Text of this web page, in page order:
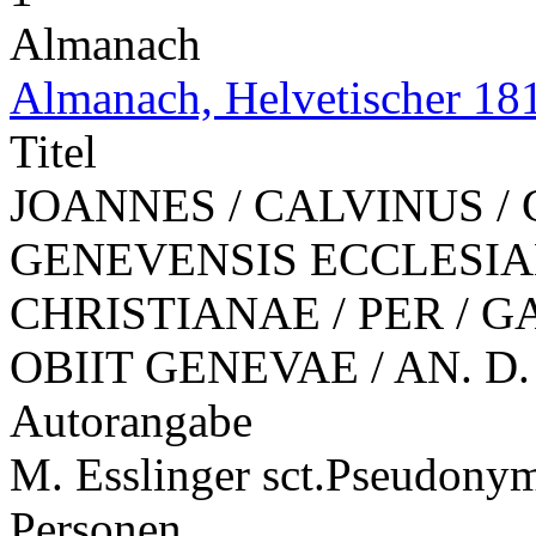
Almanach
Almanach, Helvetischer
Titel
JOANNES / CALVINUS /
GENEVENSIS
CHRISTIANAE / PER /
OBIIT GENEVAE / AN.
Autorangabe
M. Esslinger sct.